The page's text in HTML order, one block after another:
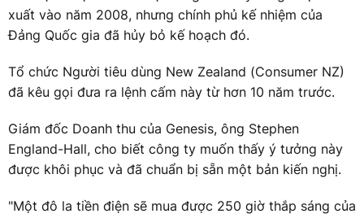
xuất vào năm 2008, nhưng chính phủ kế nhiệm của
Đảng Quốc gia đã hủy bỏ kế hoạch đó.
Tổ chức Người tiêu dùng New Zealand (Consumer NZ)
đã kêu gọi đưa ra lệnh cấm này từ hơn 10 năm trước.
Giám đốc Doanh thu của Genesis, ông Stephen
England-Hall, cho biết công ty muốn thấy ý tưởng này
được khôi phục và đã chuẩn bị sẵn một bản kiến nghị.
"Một đô la tiền điện sẽ mua được 250 giờ thắp sáng của